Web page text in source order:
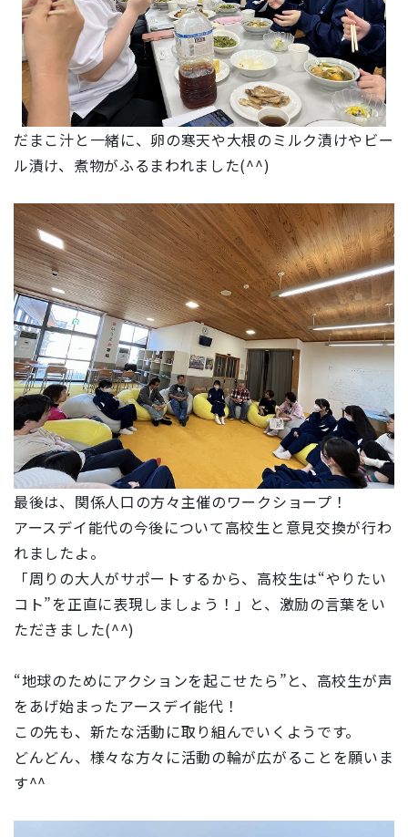
だまこ汁と一緒に、卵の寒天や大根のミルク漬けやビー
ル漬け、煮物がふるまわれました(^^)
最後は、関係人口の方々主催のワークショープ！
アースデイ能代の今後について高校生と意見交換が行わ
れましたよ。
「周りの大人がサポートするから、高校生は“やりたい
コト”を正直に表現しましょう！」と、激励の言葉をい
ただきました(^^)
“地球のためにアクションを起こせたら”と、高校生が声
をあげ始まったアースデイ能代！
この先も、新たな活動に取り組んでいくようです。
どんどん、様々な方々に活動の輪が広がることを願いま
す^^